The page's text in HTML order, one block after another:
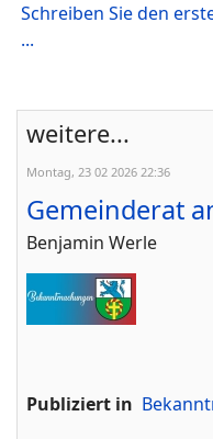
Schreiben Sie den
...
weitere...
Montag, 23 02 2026 22:36
Gemeinderat
Benjamin Werle
Publiziert in